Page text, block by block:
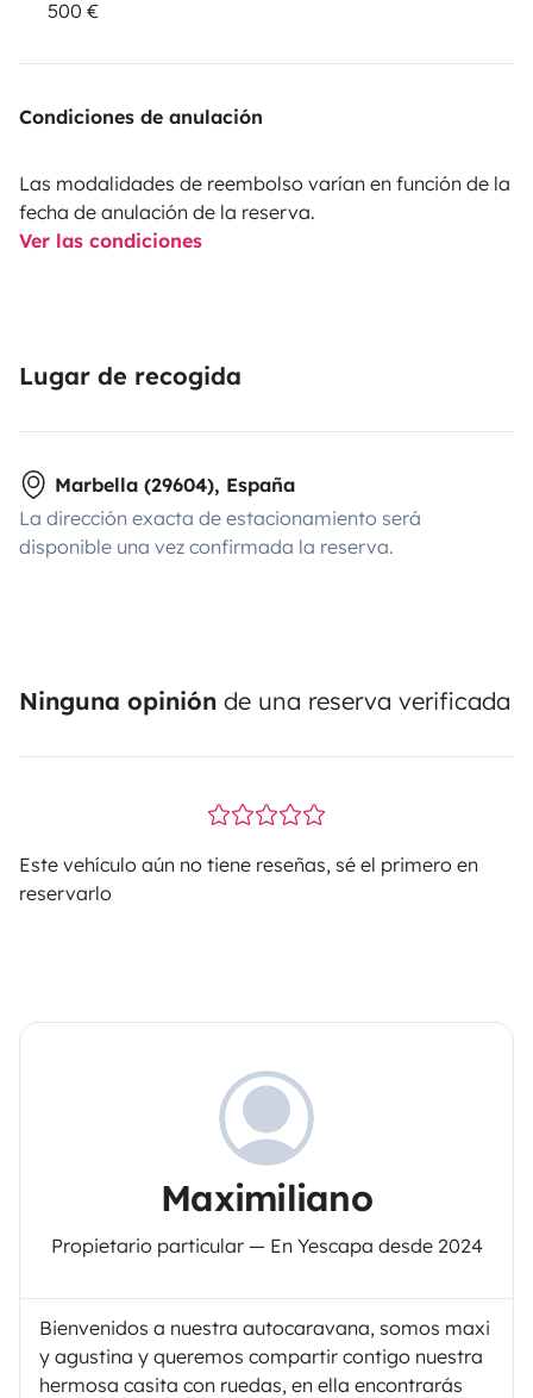
500 €
Condiciones de anulación
Las modalidades de reembolso varían en función de la
fecha de anulación de la reserva.
Ver las condiciones
Lugar de recogida
Marbella (29604), España
La dirección exacta de estacionamiento será
disponible una vez confirmada la reserva.
Ninguna opinión de una reserva verificada
Este vehículo aún no tiene reseñas, sé el primero en
reservarlo
Maximiliano
Propietario particular — En Yescapa desde 2024
Bienvenidos a nuestra autocaravana, somos maxi
y agustina y queremos compartir contigo nuestra
hermosa casita con ruedas, en ella encontrarás